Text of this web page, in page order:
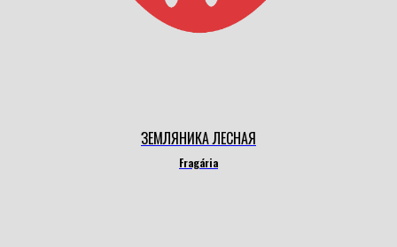
ЗЕМЛЯНИКА ЛЕСНАЯ
Fragária